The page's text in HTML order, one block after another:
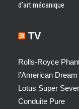
d’art mécanique
TV
Rolls-Royce
l’American Dream
Lotus Super
Conduite Pure